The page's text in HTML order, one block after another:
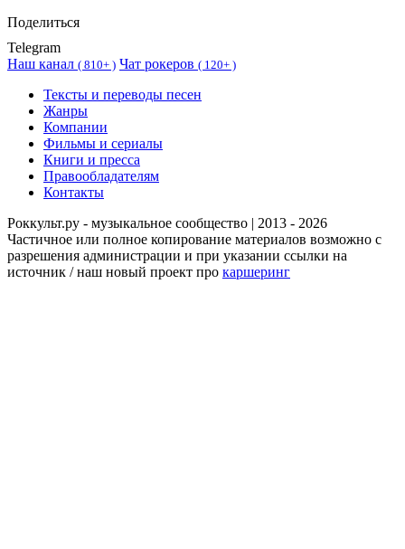
Поделиться
Telegram
Наш канал ( 810+ ) Чат рокеров ( 120+ )
Тексты и переводы песен
Жанры
Компании
Фильмы и сериалы
Книги и пресса
Правообладателям
Контакты
Роккульт.ру - музыкальное сообщество | 2013 - 2026
Частичное или полное копирование материалов возможно с
разрешения администрации и при указании ссылки на
источник / наш новый проект про каршеринг